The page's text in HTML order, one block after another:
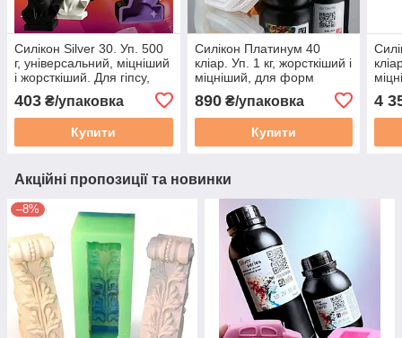
Силікон Silver 30. Уп. 500
г, універсальний, міцніший
і жорсткіший. Для гіпсу,
Сільвер
403 ₴/упаковка
Купити
Силікон Платинум 40
кліар. Уп. 1 кг, жорсткіший і
міцніший, для форм
890₴/упаковка
Купити
4
Акційні пропозиції та новинки
–8%